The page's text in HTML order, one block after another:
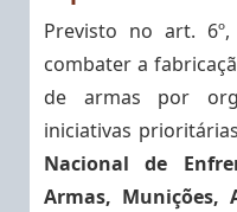
Previsto no art.
combater a
de armas por
iniciativas
Nacional de
Armas, Munições,